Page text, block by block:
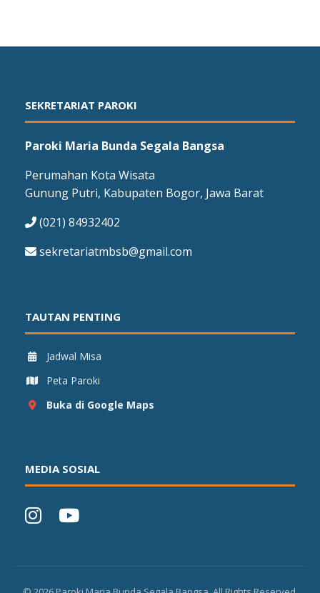
SEKRETARIAT PAROKI
Paroki Maria Bunda Segala Bangsa
Perumahan Kota Wisata
Gunung Putri, Kabupaten Bogor, Jawa Barat
(021) 84932402
sekretariatmbsb@gmail.com
TAUTAN PENTING
Jadwal Misa
Peta Paroki
Buka di Google Maps
MEDIA SOSIAL